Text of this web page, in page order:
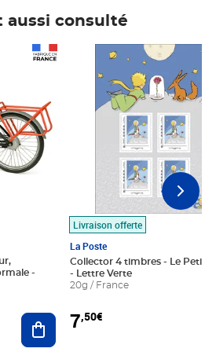
aussi consulté
Ajouter au panier
Livraison offerte
La Poste
Collector 4 timbres - Le Petit
- Lettre Verte
20g / France
7,50€
Prix 7,50€